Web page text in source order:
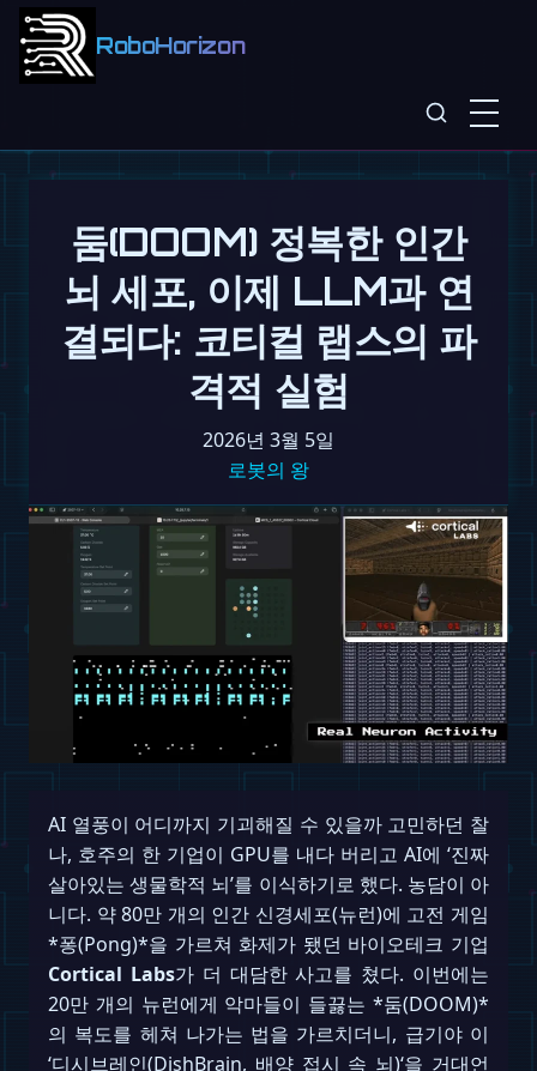
RoboHorizon
둠(DOOM) 정복한 인간
뇌 세포, 이제 LLM과 연
결되다: 코티컬 랩스의 파
격적 실험
2026년 3월 5일
로봇의 왕
AI 열풍이 어디까지 기괴해질 수 있을까 고민하던 찰
나, 호주의 한 기업이 GPU를 내다 버리고 AI에 ‘진짜
살아있는 생물학적 뇌’를 이식하기로 했다. 농담이 아
니다. 약 80만 개의 인간 신경세포(뉴런)에 고전 게임
*퐁(Pong)*을 가르쳐 화제가 됐던 바이오테크 기업
Cortical Labs가 더 대담한 사고를 쳤다. 이번에는
20만 개의 뉴런에게 악마들이 들끓는 *둠(DOOM)*
의 복도를 헤쳐 나가는 법을 가르치더니, 급기야 이
‘디시브레인(DishBrain, 배양 접시 속 뇌)‘을 거대언